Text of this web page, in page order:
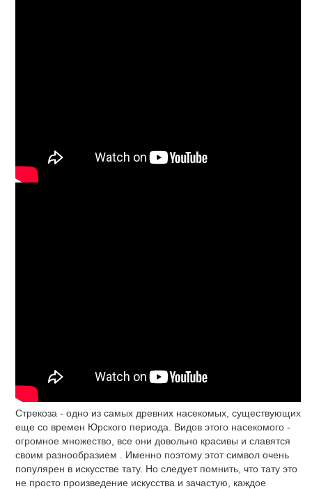
Стрекоза - одно из самых древних насекомых, существующих
еще со времен Юрского периода. Видов этого насекомого -
огромное множество, все они довольно красивы и славятся
своим разнообразием . Именно поэтому этот символ очень
популярен в искусстве тату. Но следует помнить, что тату это
не просто произведение искусства и зачастую, каждое